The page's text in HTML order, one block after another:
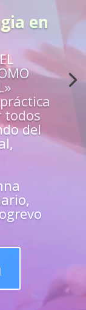
de la
mejores
todas las
un